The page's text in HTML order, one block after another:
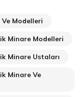
Modelleri
Minare Modelleri
Minare Ustaları
Minare Ve